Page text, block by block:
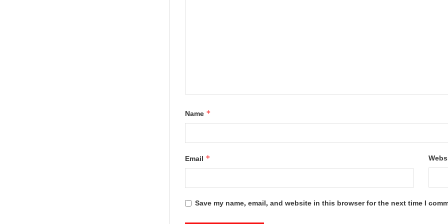
Name *
Email *
Save my name, email, and website in this browser for the next time I